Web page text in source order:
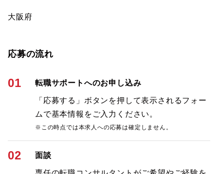
大阪府
応募の流れ
01 転職サポートへのお申し込み
「応募する」ボタンを押して表示されるフォー
ムで基本情報をご入力ください。
※この時点では本求人への応募は確定しません。
02 面談